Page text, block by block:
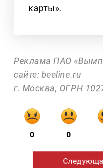
карты».
Реклама ПАО
сайте: beeline.ru
г. Москва, ОГРН
0 0